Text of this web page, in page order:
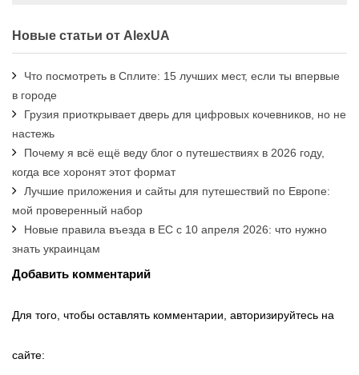
Новые статьи от AlexUA
Что посмотреть в Сплите: 15 лучших мест, если ты впервые
в городе
Грузия приоткрывает дверь для цифровых кочевников, но не
настежь
Почему я всё ещё веду блог о путешествиях в 2026 году,
когда все хоронят этот формат
Лучшие приложения и сайты для путешествий по Европе:
мой проверенный набор
Новые правила въезда в ЕС с 10 апреля 2026: что нужно
знать украинцам
Добавить комментарий
Для того, чтобы оставлять комментарии, авторизируйтесь на
сайте: